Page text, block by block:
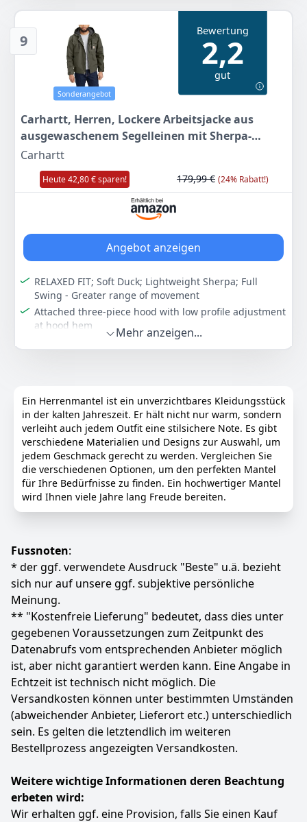
Spaziergänge oder Stadtspaziergänge
Passform: Lockere und lange Passform, die maximalen
Tragekomfort und lässiges Temperament bietet,
geeignet für die Übergangszeit zwischen Frühling
und Herbst
Geschäftsbüros, Spaziergänge, Reisen, urbane
Abenteuer usw.
Farbe
Schwarz
99 €
Anzeigen
9
Sonderangebot
Bewertung
2,2
gut
Carhartt, Herren, Lockere Arbeitsjacke aus
ausgewaschenem Segelleinen mit Sherpa-
Futter, Moos, L
Carhartt
Heute 42,80 € sparen! 179,99 € (24% Rabatt!)
Angebot anzeigen
RELAXED FIT; Soft Duck; Lightweight Sherpa; Full
Swing - Greater range of movement
Attached three-piece hood with low profile adjustment
at hood hem
Two chest pockets with flaps and snap closure; Two
Full-length front zipper with interior and exterior
storm flaps with snap closure
Cordura reinforced sleeve hem with inner rib knit
cuffs; Drop tail and draw cord adjustable hem; Triple
stitched main seams; Carhartt label sewn on pocket
Farbe Hersteller Gewicht
Moos Carhartt
Anzeigen
Mehr anzeigen...
Ein Herrenmantel ist ein unverzichtbares Kleidungsstück
in der kalten Jahreszeit. Er hält nicht nur warm, sondern
verleiht auch jedem Outfit eine stilsichere Note. Es gibt
verschiedene Materialien und Designs zur Auswahl, um
jedem Geschmack gerecht zu werden. Vergleichen Sie
die verschiedenen Optionen, um den perfekten Mantel
für Ihre Bedürfnisse zu finden. Ein hochwertiger Mantel
wird Ihnen viele Jahre lang Freude bereiten.
Fussnoten:
* der ggf. verwendete Ausdruck "Beste" u.ä. bezieht
sich nur auf unsere ggf. subjektive persönliche
Meinung.
** "Kostenfreie Lieferung" bedeutet, dass dies unter
gegebenen Voraussetzungen zum Zeitpunkt des
Datenabrufs vom entsprechenden Anbieter möglich
ist, aber nicht garantiert werden kann. Eine Angabe in
Echtzeit ist technisch nicht möglich. Die
Versandkosten können unter bestimmten Umständen
(abweichender Anbieter, Lieferort etc.) unterschiedlich
sein. Es gelten die letztendlich im weiteren
Bestellprozess angezeigten Versandkosten.
Weitere wichtige Informationen deren Beachtung
erbeten wird:
Wir erhalten ggf. eine Provision, falls Sie einen Kauf